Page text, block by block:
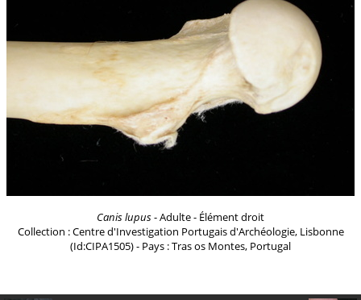
Canis lupus- Adulte - Élément droit
Collection : Centre d'Investigation Portugais d'Archéologie, Lisbonne
(Id:CIPA1505) - Pays : Tras os Montes, Portugal